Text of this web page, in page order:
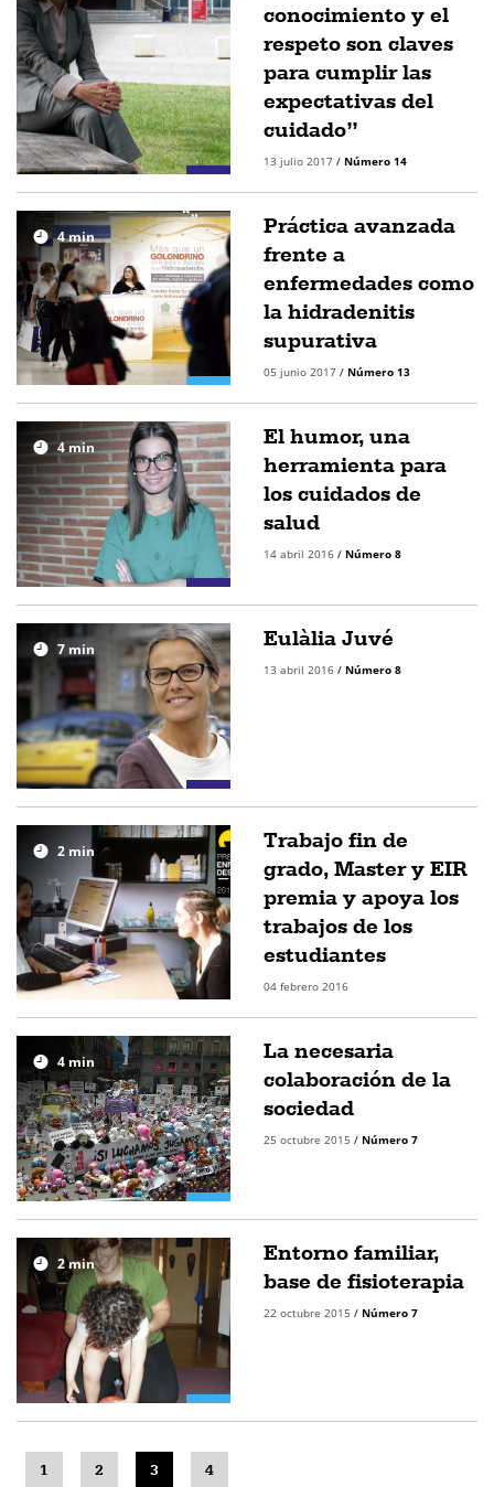
conocimiento y el
respeto son claves
para cumplir las
expectativas del
cuidado”
13 julio 2017 / Número 14
4min
Práctica avanzada
frente a
enfermedades como
la hidradenitis
supurativa
05 junio 2017 / Número 13
4min
El humor, una
herramienta para
los cuidados de
salud
14 abril 2016 / Número 8
7 min Eulàlia Juvé
13 abril 2016 / Número 8
2min
Trabajo fin de
grado, Master y EIR
premia y apoya los
trabajos de los
estudiantes
04 febrero 2016
4 min
La necesaria
colaboración de la
sociedad
25 octubre 2015 / Número 7
2min
Entorno familiar,
base de fisioterapia
22 octubre 2015 / Número 7
1 2 3 4